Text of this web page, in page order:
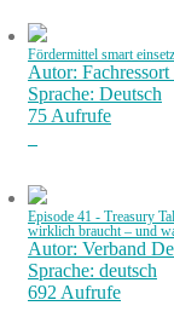
Fördermittel smart
Autor:
Sprache: Deutsch
75 Aufrufe
Episode 41 - Treasury
wirklich braucht – und
Autor: Verband
Sprache: deutsch
692 Aufrufe